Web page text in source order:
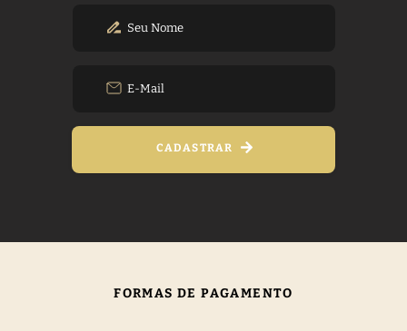
CADASTRAR
FORMAS DE PAGAMENTO